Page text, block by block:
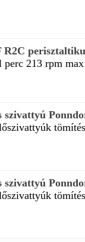
R2C
213 rpm
szivattyú